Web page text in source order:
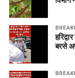
बरसे